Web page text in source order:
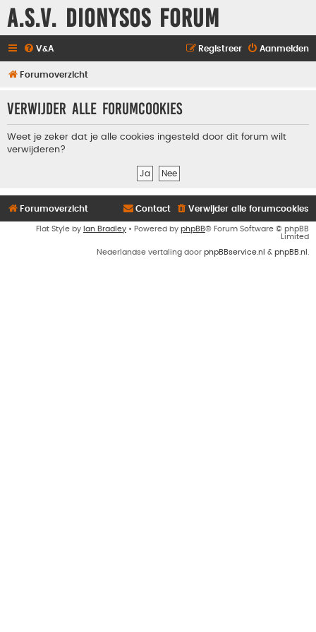
A.S.V. Dionysos Forum
V&A Aanmelden
Registreer
Forumoverzicht
Verwijder alle forumcookies
Weet je zeker dat je alle cookies ingesteld door dit forum wilt
verwijderen?
Forumoverzicht Verwijder alle forumcookies
Contact
Flat Style by Ian Bradley • Powered by phpBB® Forum Software © phpBB
Limited
Nederlandse vertaling door phpBBservice.nl & phpBB.nl